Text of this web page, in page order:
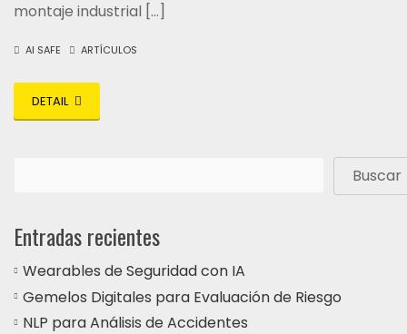
montaje industrial […]
AI SAFE ARTÍCULOS
DETAIL
Buscar
Entradas recientes
Wearables de Seguridad con IA
Gemelos Digitales para Evaluación de Riesgo
NLP para Análisis de Accidentes